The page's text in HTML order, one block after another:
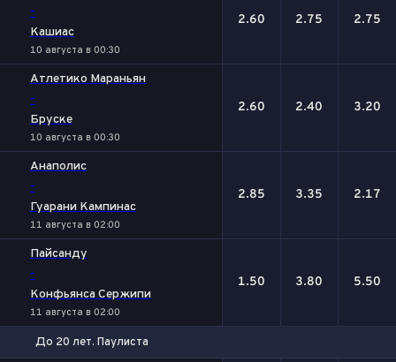
-
Кашиас
10 августа в 00:30
2.60 2.75 2.75
Атлетико Мараньян
-
Бруске
10 августа в 00:30
2.60 2.40 3.20
Анаполис
-
Гуарани Кампинас
11 августа в 02:00
2.85 3.35 2.17
Пайсанду
-
Конфьянса Сержипи
11 августа в 02:00
1.50 3.80 5.50
До 20 лет. Паулиста